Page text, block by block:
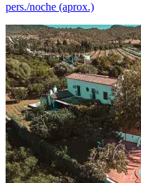
pers./noche (aprox.)